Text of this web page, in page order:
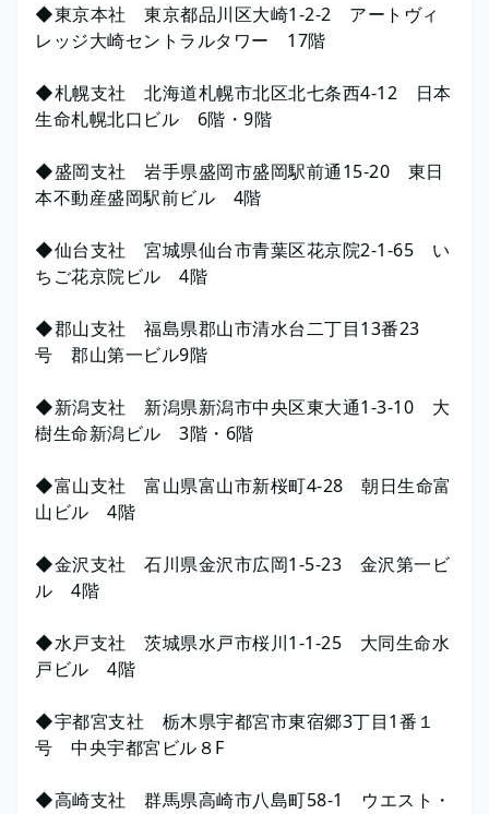
◆東京本社 東京都品川区大崎1-2-2 アートヴィ
レッジ大崎セントラルタワー 17階
◆札幌支社 北海道札幌市北区北七条西4-12 日本
生命札幌北口ビル 6階・9階
◆盛岡支社 岩手県盛岡市盛岡駅前通15-20 東日
本不動産盛岡駅前ビル 4階
◆仙台支社 宮城県仙台市青葉区花京院2-1-65 い
ちご花京院ビル 4階
◆郡山支社 福島県郡山市清水台二丁目13番23
号 郡山第一ビル9階
◆新潟支社 新潟県新潟市中央区東大通1-3-10 大
樹生命新潟ビル 3階・6階
◆富山支社 富山県富山市新桜町4-28 朝日生命富
山ビル 4階
◆金沢支社 石川県金沢市広岡1-5-23 金沢第一ビ
ル 4階
◆水戸支社 茨城県水戸市桜川1-1-25 大同生命水
戸ビル 4階
◆宇都宮支社 栃木県宇都宮市東宿郷3丁目1番１
号 中央宇都宮ビル８F
◆高崎支社 群馬県高崎市八島町58-1 ウエスト・